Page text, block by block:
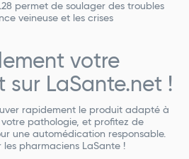
permet de soulager des troubles
veineuse et les crises
votre
sur LaSante.net !
rapidement le produit adapté à
pathologie, et profitez de
une automédication responsable.
les pharmaciens LaSante !